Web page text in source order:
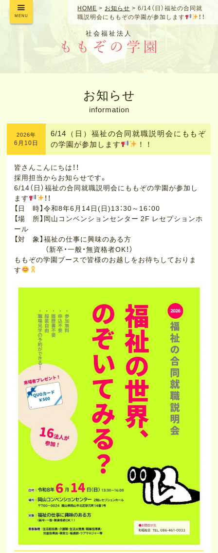
社会福祉法人
MENU
HOME > お知らせ >6/14（日）福祉の合同就
職説明会にももぞの学園が参加します
！！
お知らせ
information
2026年
6月10日
6/14（日）福祉の合同就職説明会にももぞ
の学園が参加します
！！
皆さんこんにちは！！
採用担当からお知らせです。
6/14（日）福祉の合同就職説明会にももぞの学園が参加し
ます
！！
【日 時】令和8年6月14日(日)13：30～16：00
【場 所】岡山コンベンションセンター 2F レセプションホ
ール
【対 象】福祉の仕事に興味のある方
（新卒・一般・無資格者OK！）
ももぞの学園ブースで皆様のお越しをお待ちしておりま
す